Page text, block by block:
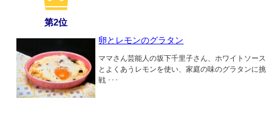
第2位
卵とレモンのグラタン
ママさん芸能人の坂下千里子さん、ホワイトソース
とよくあうレモンを使い、家庭の味のグラタンに挑
戦 ･･･